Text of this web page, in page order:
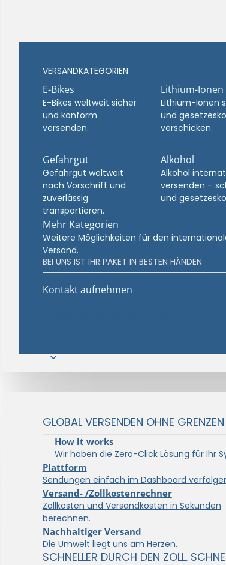
VERSANDKATEGORIEN
E-Bikes
E-Bikes weltweit sicher
und konform
versenden.
Lithium-Ionen
Lithium-Ionen
und
verschicken.
Gefahrgut
Gefahrgut weltweit
nach Vorschrift und
zuverlässig
transportieren.
Alkohol
Alkohol
versenden –
und
Mehr Kategorien
Weitere Möglichkeiten für den
Versand.
BEI UNS IST IHR PAKET IN BESTEN HÄNDEN
Kontakt aufnehmen
Lösungen
GLOBAL VERSENDEN OHNE
How it works
Wir haben die Zero-Click Lösung für Ihr
Plattform
Sendungen einfach im Dashboard
Versand- /Zollkostenrechner
Zollkosten und Versandkosten in Sekunden
berechnen.
Nachhaltiger Versand
Die Umwelt liegt uns am Herzen.
SCHNELLER DURCH DEN ZOLL.